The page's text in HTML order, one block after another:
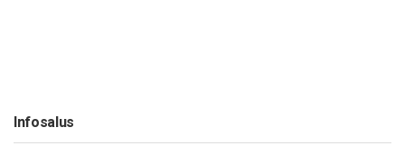
Infosalus